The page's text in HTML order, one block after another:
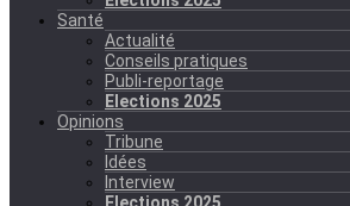
Santé
Actualité
Conseils pratiques
Publi-reportage
Elections 2025
Opinions
Tribune
Idées
Interview